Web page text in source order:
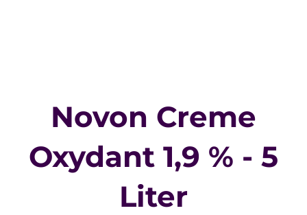
Novon Creme
Oxydant 1,9 % - 5
Liter